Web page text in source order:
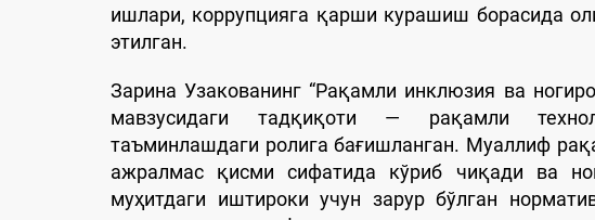
ишлари, коррупцияга қарши курашиш борасида
этилган.
Зарина Узакованинг “Рақамли инклюзия ва
мавзусидаги тадқиқоти — рақамли
таъминлашдаги ролига бағишланган. Муаллиф
ажралмас қисми сифатида кўриб чиқади ва
муҳитдаги иштироки учун зарур бўлган